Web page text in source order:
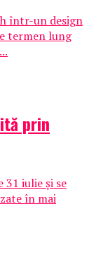
într-un design
termen lung
prin
31 iulie și se
în mai